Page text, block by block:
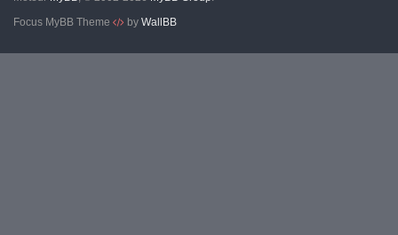
Focus MyBB Theme
by WallBB